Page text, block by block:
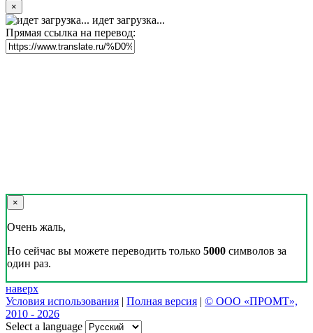
×
идет загрузка...
Прямая ссылка на перевод:
×
Очень жаль,
Но сейчас вы можете переводить только 5000 символов за
один раз.
наверх
Условия использования | Полная версия | © ООО «ПРОМТ»,
2010 - 2026
Select a language